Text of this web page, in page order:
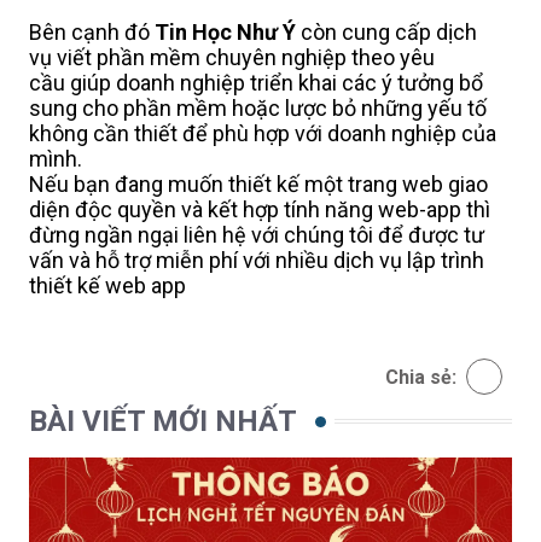
Bên cạnh đó Tin Học Như Ý còn cung cấp dịch
vụ viết phần mềm chuyên nghiệp theo yêu
cầu giúp doanh nghiệp triển khai các ý tưởng bổ
sung cho phần mềm hoặc lược bỏ những yếu tố
không cần thiết để phù hợp với doanh nghiệp của
mình.
Nếu bạn đang muốn thiết kế một trang web giao
diện độc quyền và kết hợp tính năng web-app thì
đừng ngần ngại liên hệ với chúng tôi để được tư
vấn và hỗ trợ miễn phí với nhiều dịch vụ lập trình
thiết kế web app
Chia sẻ:
BÀI VIẾT MỚI NHẤT